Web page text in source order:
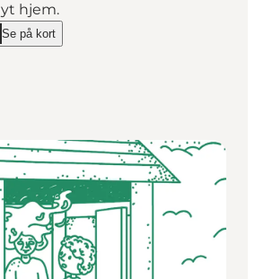
hjem.
i Sommerlystskoven"
Se på kort
Natureventyr i Sommerlystskoven on_map